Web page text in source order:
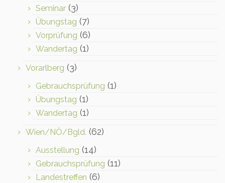
Seminar (3)
Übungstag (7)
Vorprüfung (6)
Wandertag (1)
Vorarlberg (3)
Gebrauchsprüfung (1)
Übungstag (1)
Wandertag (1)
Wien/NÖ/Bgld. (62)
Ausstellung (14)
Gebrauchsprüfung (11)
Landestreffen (6)